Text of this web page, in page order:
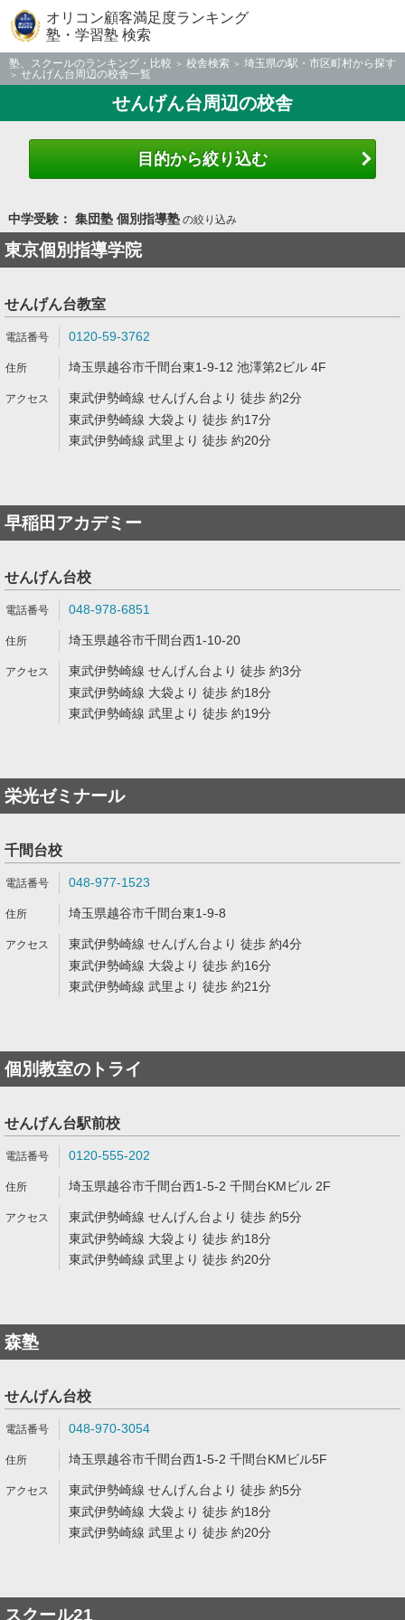
オリコン顧客満足度ランキング
塾・学習塾 検索
塾、スクールのランキング・比較 校舎検索
埼玉県の駅・市区町村から探す
せんげん台周辺の校舎一覧
せんげん台周辺の校舎
目的から絞り込む
中学受験： 集団塾 個別指導塾の絞り込み
東京個別指導学院
せんげん台教室
0120-59-3762
埼玉県越谷市千間台東1-9-12 池澤第2ビル 4F
東武伊勢崎線 せんげん台より 徒歩 約2分
東武伊勢崎線 大袋より 徒歩 約17分
東武伊勢崎線 武里より 徒歩 約20分
早稲田アカデミー
せんげん台校
048-978-6851
埼玉県越谷市千間台西1-10-20
東武伊勢崎線 せんげん台より 徒歩 約3分
東武伊勢崎線 大袋より 徒歩 約18分
東武伊勢崎線 武里より 徒歩 約19分
栄光ゼミナール
千間台校
048-977-1523
埼玉県越谷市千間台東1-9-8
東武伊勢崎線 せんげん台より 徒歩 約4分
東武伊勢崎線 大袋より 徒歩 約16分
東武伊勢崎線 武里より 徒歩 約21分
個別教室のトライ
せんげん台駅前校
0120-555-202
埼玉県越谷市千間台西1-5-2 千間台KMビル 2F
東武伊勢崎線 せんげん台より 徒歩 約5分
東武伊勢崎線 大袋より 徒歩 約18分
東武伊勢崎線 武里より 徒歩 約20分
森塾
せんげん台校
048-970-3054
埼玉県越谷市千間台西1-5-2 千間台KMビル5F
東武伊勢崎線 せんげん台より 徒歩 約5分
東武伊勢崎線 大袋より 徒歩 約18分
東武伊勢崎線 武里より 徒歩 約20分
スクール21